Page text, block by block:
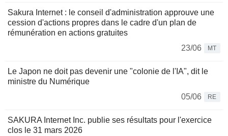
Sakura Internet : le conseil d'administration approuve une
cession d'actions propres dans le cadre d'un plan de
rémunération en actions gratuites
23/06
MT
Le Japon ne doit pas devenir une "colonie de l'IA", dit le
ministre du Numérique
05/06
RE
SAKURA Internet Inc. publie ses résultats pour l'exercice
clos le 31 mars 2026